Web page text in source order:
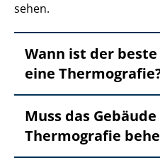
sehen.
Wann ist der
eine
Muss das
Thermografie